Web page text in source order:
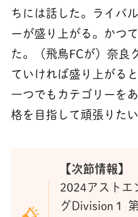
ちには話した。ライバ
ーが盛り上がる。かつ
た。（飛鳥FCが）奈良
ていければ盛り上がる
一つでもカテゴリーを
格を目指して頑張りたい
【次節情報】
2024アストエ
グDivision１